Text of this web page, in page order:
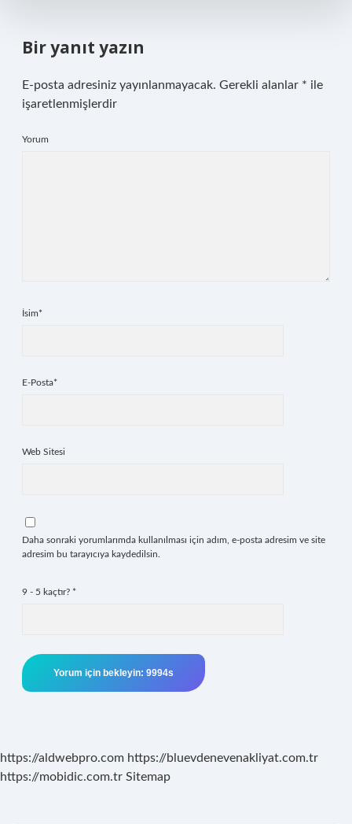
Bir yanıt yazın
E-posta adresiniz yayınlanmayacak. Gerekli alanlar * ile
işaretlenmişlerdir
Yorum
İsim*
E-Posta*
Web Sitesi
Daha sonraki yorumlarımda kullanılması için adım, e-posta adresim ve site
adresim bu tarayıcıya kaydedilsin.
9 - 5 kaçtır? *
https://aldwebpro.com https://bluevdenevenakliyat.com.tr
https://mobidic.com.tr Sitemap